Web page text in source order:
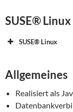
SUSE® Linux
SUSE® Linux
Allgemeines
Realisiert als